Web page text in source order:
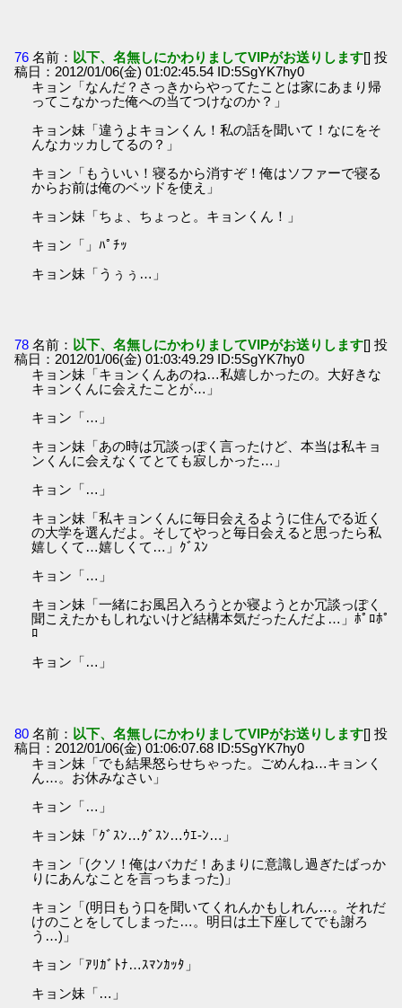
76 名前： 以下、名無しにかわりましてVIPがお送りします[] 投
稿日：2012/01/06(金) 01:02:45.54 ID:5SgYK7hy0
キョン「なんだ？さっきからやってたことは家にあまり帰
ってこなかった俺への当てつけなのか？」
キョン妹「違うよキョンくん！私の話を聞いて！なにをそ
んなカッカしてるの？」
キョン「もういい！寝るから消すぞ！俺はソファーで寝る
からお前は俺のベッドを使え」
キョン妹「ちょ、ちょっと。キョンくん！」
キョン「」ﾊﾟﾁｯ
キョン妹「うぅぅ…」
78 名前： 以下、名無しにかわりましてVIPがお送りします[] 投
稿日：2012/01/06(金) 01:03:49.29 ID:5SgYK7hy0
キョン妹「キョンくんあのね…私嬉しかったの。大好きな
キョンくんに会えたことが…」
キョン「…」
キョン妹「あの時は冗談っぽく言ったけど、本当は私キョ
ンくんに会えなくてとても寂しかった…」
キョン「…」
キョン妹「私キョンくんに毎日会えるように住んでる近く
の大学を選んだよ。そしてやっと毎日会えると思ったら私
嬉しくて…嬉しくて…」ｸﾞｽﾝ
キョン「…」
キョン妹「一緒にお風呂入ろうとか寝ようとか冗談っぽく
聞こえたかもしれないけど結構本気だったんだよ…」ﾎﾟﾛﾎﾟ
ﾛ
キョン「…」
80 名前： 以下、名無しにかわりましてVIPがお送りします[] 投
稿日：2012/01/06(金) 01:06:07.68 ID:5SgYK7hy0
キョン妹「でも結果怒らせちゃった。ごめんね…キョンく
ん…。お休みなさい」
キョン「…」
キョン妹「ｸﾞｽﾝ…ｸﾞｽﾝ…ｳｴ-ﾝ…」
キョン「(クソ！俺はバカだ！あまりに意識し過ぎたばっか
りにあんなことを言っちまった)」
キョン「(明日もう口を聞いてくれんかもしれん…。それだ
けのことをしてしまった…。明日は土下座してでも謝ろ
う…)」
キョン「ｱﾘｶﾞﾄﾅ…ｽﾏﾝｶｯﾀ」
キョン妹「…」